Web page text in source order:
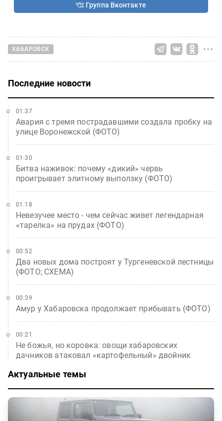
Группа Вконтакте
ХАБАРОВСК
Последние новости
Авария с тремя пострадавшими создала пробку на
улице Воронежской (ФОТО)
01:37
Битва наживок: почему «дикий» червь
проигрывает элитному выползку (ФОТО)
01:30
Невезучее место - чем сейчас живет легендарная
«тарелка» на прудах (ФОТО)
01:18
Два новых дома построят у Тургеневской лестницы
(ФОТО; СХЕМА)
00:52
Амур у Хабаровска продолжает прибывать (ФОТО)
00:39
Не божья, но коровка: овощи хабаровских
дачников атаковал «картофельный» двойник
00:21
Актуальные темы